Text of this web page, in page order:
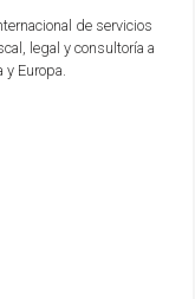
de servicios
legal y consultoría a
y Europa.
a